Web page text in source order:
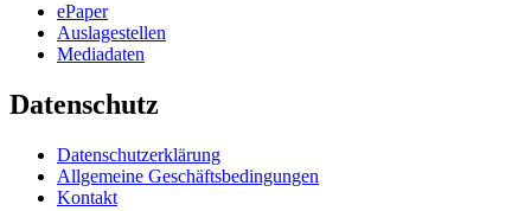
ePaper
Auslagestellen
Mediadaten
Datenschutz
Datenschutzerklärung
Allgemeine Geschäftsbedingungen
Kontakt